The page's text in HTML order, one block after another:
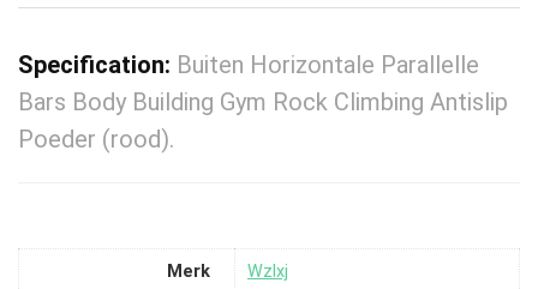
Specification: Buiten Horizontale Parallelle
Bars Body Building Gym Rock Climbing Antislip
Poeder (rood).
Merk ‎Wzlxj